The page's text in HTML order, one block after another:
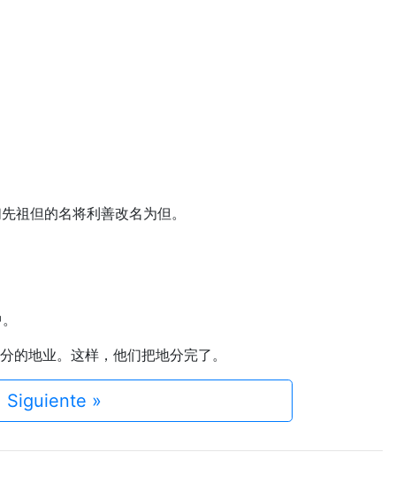
祖但的名将利善改名为但。
地业。这样，他们把地分完了。
Siguiente »